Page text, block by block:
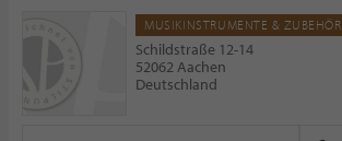
MUSIKINSTRUMENTE & ZUBEHÖR
Schildstraße 12-14
52062 Aachen
Deutschland